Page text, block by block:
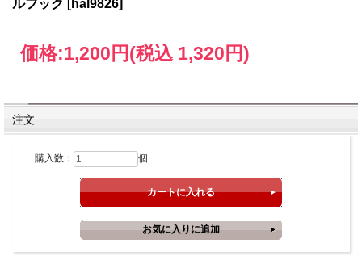
ルフック [hal9826]
価格:1,200円(税込 1,320円)
注文
購入数： 個